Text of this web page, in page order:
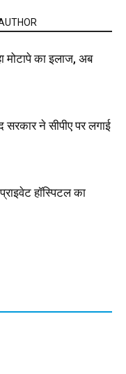
मोटापे का इलाज, अब
सरकार ने सीपीए पर लगाई
हॉस्पिटल का